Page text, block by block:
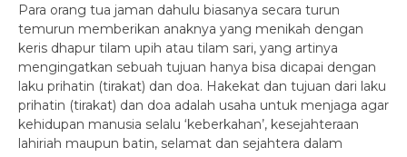
Para orang tua jaman dahulu biasanya secara turun
temurun memberikan anaknya yang menikah dengan
keris dhapur tilam upih atau tilam sari, yang artinya
mengingatkan sebuah tujuan hanya bisa dicapai dengan
laku prihatin (tirakat) dan doa. Hakekat dan tujuan dari laku
prihatin (tirakat) dan doa adalah usaha untuk menjaga agar
kehidupan manusia selalu ‘keberkahan’, kesejahteraan
lahiriah maupun batin, selamat dan sejahtera dalam